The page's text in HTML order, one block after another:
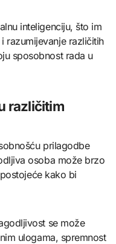
inteligenciju, što im
razumijevanje različitih
sposobnost rada u
različitim
prilagodbe
osoba može brzo
kako bi
se može
ulogama, spremnost